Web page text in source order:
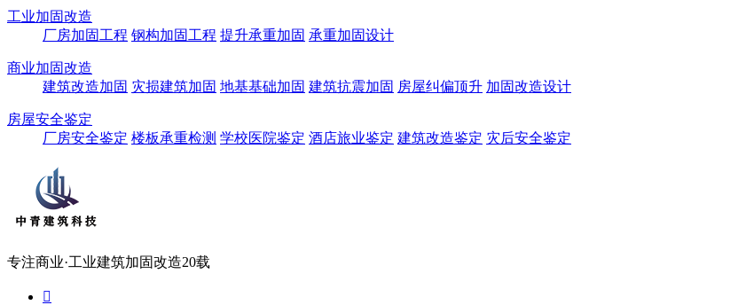
工业加固改造
厂房加固工程 钢构加固工程 提升承重加固 承重加固设计
商业加固改造
建筑改造加固 灾损建筑加固 地基基础加固 建筑抗震加固 房屋纠偏顶升 加固改造设计
房屋安全鉴定
厂房安全鉴定 楼板承重检测 学校医院鉴定 酒店旅业鉴定 建筑改造鉴定 灾后安全鉴定
专注商业·工业建筑加固改造20载
